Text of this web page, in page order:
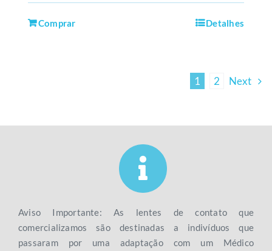
Comprar Detalhes
1 2 Next
Aviso Importante: As lentes de contato que
comercializamos são destinadas a indivíduos que
passaram por uma adaptação com um Médico